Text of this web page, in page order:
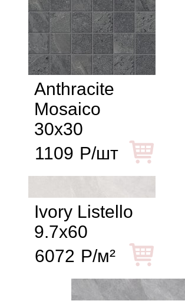
Anthracite
Mosaico
30x30
1109 Р/шт
Ivory Listello
9.7x60
6072 Р/м²